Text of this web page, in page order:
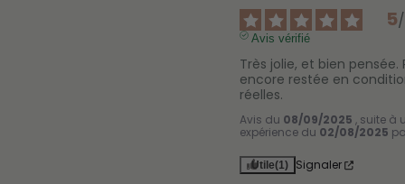
5/
Avis vérifié
Très jolie, et bien pensée.
encore restée en
réelles.
Avis du 08/09/2025 , suite à
expérience du 02/08/2025
Utile(1) Signaler